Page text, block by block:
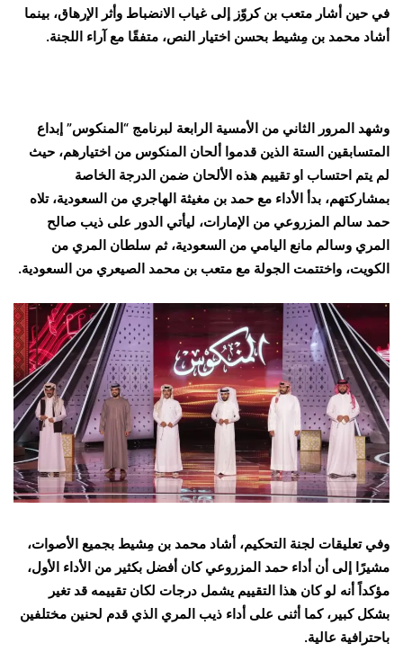
في حين أشار متعب بن كروّز إلى غياب الانضباط وأثر الإرهاق، بينما
أشاد محمد بن مِشيط بحسن اختيار النص، متفقًا مع آراء اللجنة.
وشهد المرور الثاني من الأمسية الرابعة لبرنامج “المنكوس” إبداع
المتسابقين الستة الذين قدموا ألحان المنكوس من اختيارهم، حيث
لم يتم احتساب او تقييم هذه الألحان ضمن الدرجة الخاصة
بمشاركتهم، بدأ الأداء مع حمد بن مغيثة الهاجري من السعودية، تلاه
حمد سالم المزروعي من الإمارات، ليأتي الدور على ذيب صالح
المري وسالم مانع اليامي من السعودية، ثم سلطان المري من
الكويت، واختتمت الجولة مع متعب بن محمد الصيعري من السعودية.
وفي تعليقات لجنة التحكيم، أشاد محمد بن مِشيط بجميع الأصوات،
مشيرًا إلى أن أداء حمد المزروعي كان أفضل بكثير من الأداء الأول،
مؤكداً أنه لو كان هذا التقييم يشمل درجات لكان تقييمه قد تغير
بشكل كبير، كما أثنى على أداء ذيب المري الذي قدم لحنين مختلفين
باحترافية عالية.